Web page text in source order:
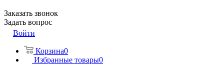
Заказать звонок
Задать вопрос
Войти
Корзина0
Избранные товары0